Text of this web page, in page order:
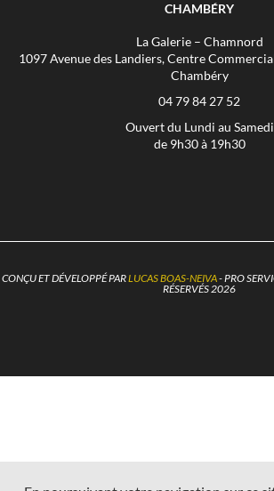
CHAMBÉRY
La Galerie – Chamnord
1097 Avenue des Landiers, Centre
Chambéry
04 79 84 27 52
Ouvert du Lundi au Samedi
de 9h30 à 19h30
CONÇU ET DÉVELOPPÉ PARLUCAS BOAS-NEIVA- PRO
RÉSERVÉS 2026